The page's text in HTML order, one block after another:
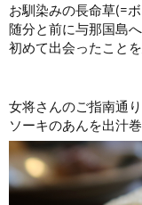
お馴染みの長命草(=ボ
随分と前に与那国島
初めて出会ったことを
女将さんのご指南通り
ソーキのあんを出汁